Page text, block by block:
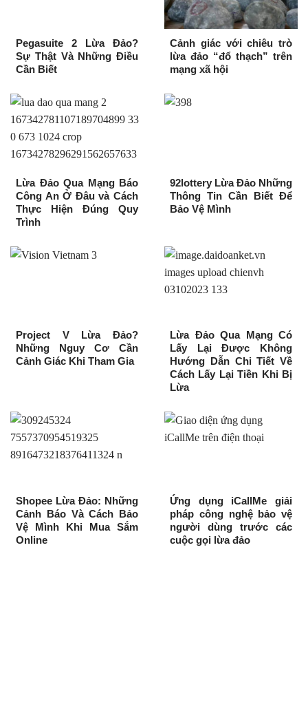
Pegasuite 2 Lừa Đảo?
Sự Thật Và Những Điều
Cần Biết
Cảnh giác với chiêu trò
lừa đảo “đổ thạch” trên
mạng xã hội
Lừa Đảo Qua Mạng Báo
Công An Ở Đâu và Cách
Thực Hiện Đúng Quy
Trình
92lottery Lừa Đảo Những
Thông Tin Cần Biết Để
Bảo Vệ Mình
Project V Lừa Đảo?
Những Nguy Cơ Cần
Cảnh Giác Khi Tham Gia
Lừa Đảo Qua Mạng Có
Lấy Lại Được Không
Hướng Dẫn Chi Tiết Về
Cách Lấy Lại Tiền Khi Bị
Lừa
Shopee Lừa Đảo: Những
Cảnh Báo Và Cách Bảo
Vệ Mình Khi Mua Sắm
Online
Ứng dụng iCallMe giải
pháp công nghệ bảo vệ
người dùng trước các
cuộc gọi lừa đảo